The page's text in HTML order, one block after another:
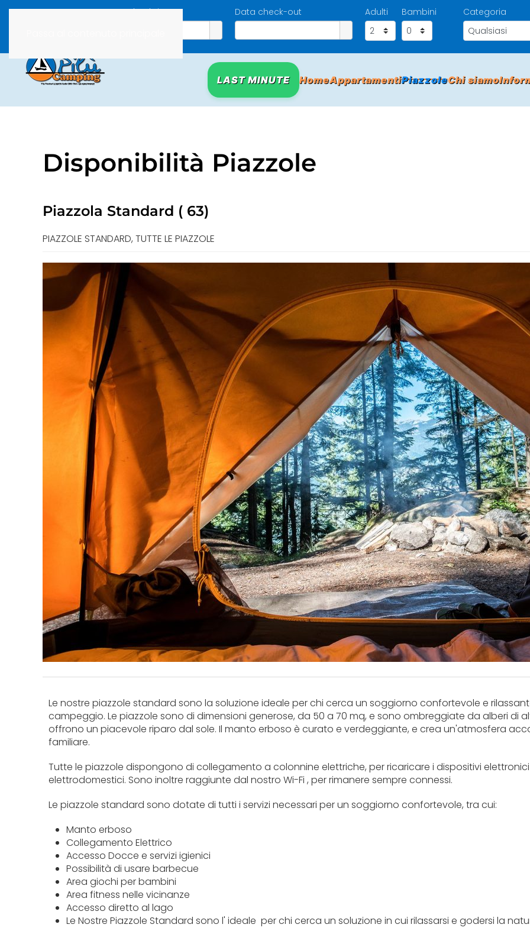
Data check-in Data check-out Adulti Bambini Categoria
LAST MINUTE HomeAppartamentiPiazzoleChi siamo
Disponibilità Piazzole
Piazzola Standard ( 63)
PIAZZOLE STANDARD, TUTTE LE PIAZZOLE
Le nostre piazzole standard sono la soluzione ideale per chi cerca un soggiorno confortevole e
campeggio. Le piazzole sono di dimensioni generose, da 50 a 70 mq, e sono ombreggiate da alberi di
offrono un piacevole riparo dal sole. Il manto erboso è curato e verdeggiante, e crea un'atmosfera
familiare.
Tutte le piazzole dispongono di collegamento a colonnine elettriche, per ricaricare i dispositivi
elettrodomestici. Sono inoltre raggiunte dal nostro Wi-Fi , per rimanere sempre connessi.
Le piazzole standard sono dotate di tutti i servizi necessari per un soggiorno confortevole, tra cui:
Manto erboso
Collegamento Elettrico
Accesso Docce e servizi igienici
Possibilità di usare barbecue
Area giochi per bambini
Area fitness nelle vicinanze
Accesso diretto al lago
Le Nostre Piazzole Standard sono l' ideale per chi cerca un soluzione in cui rilassarsi e godersi la